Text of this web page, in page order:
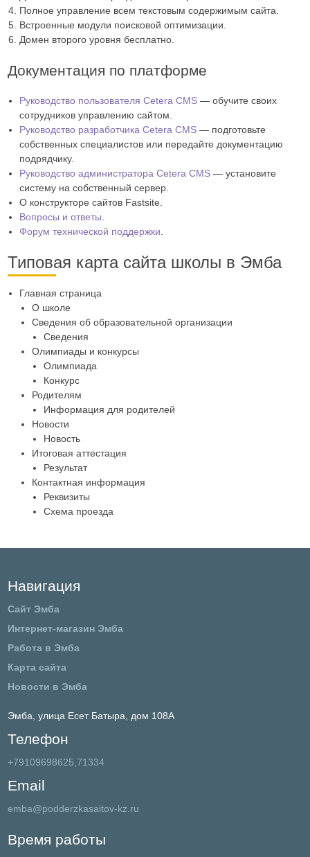
Полное управление всем текстовым содержимым сайта.
Встроенные модули поисковой оптимизации.
Домен второго уровня бесплатно.
Документация по платформе
Руководство пользователя Cetera CMS — обучите своих
сотрудников управлению сайтом.
Руководство разработчика Cetera CMS — подготовьте
собственных специалистов или передайте документацию
подрядчику.
Руководство администратора Cetera CMS — установите
систему на собственный сервер.
О конструкторе сайтов Fastsite.
Вопросы и ответы
Форум технической поддержки
Типовая карта сайта школы в Эмба
Главная страница
О школе
Сведения об образовательной организации
Сведения
Олимпиады и конкурсы
Олимпиада
Конкурс
Родителям
Информация для родителей
Новости
Новость
Итоговая аттестация
Результат
Контактная информация
Реквизиты
Схема проезда
Навигация
Сайт Эмба
Интернет-магазин Эмба
Работа в Эмба
Карта сайта
Новости в Эмба
Эмба, улица Есет Батыра, дом 108А
Телефон
+79109698625,71334
Email
emba@podderzkasaitov-kz.ru
Время работы